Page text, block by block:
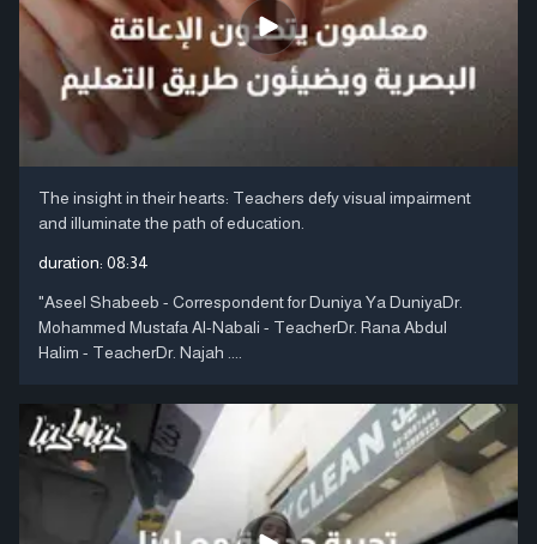
The insight in their hearts: Teachers defy visual impairment
and illuminate the path of education.
duration: 08:34
"Aseel Shabeeb - Correspondent for Duniya Ya DuniyaDr.
Mohammed Mustafa Al-Nabali - TeacherDr. Rana Abdul
Halim - TeacherDr. Najah ....